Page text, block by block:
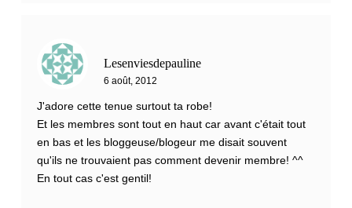
Lesenviesdepauline
6 août, 2012
J'adore cette tenue surtout ta robe!
Et les membres sont tout en haut car avant c'était tout
en bas et les bloggeuse/blogeur me disait souvent
qu'ils ne trouvaient pas comment devenir membre! ^^
En tout cas c'est gentil!